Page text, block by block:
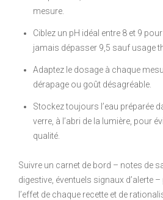
mesure.
Ciblez un pH idéal entre 8 et 9
jamais dépasser 9,5 sauf usage
Adaptez le dosage à chaque
dérapage ou goût désagréable.
Stockez toujours l’eau préparée
verre, à l’abri de la lumière, pour
qualité.
Suivre un carnet de bord – notes de
digestive, éventuels signaux d’alerte
l’effet de chaque recette et de